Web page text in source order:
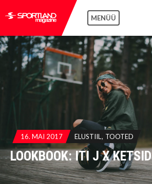
MENÜÜ
16. MAI 2017 ELUSTIIL TOOTED
LOOKBOOK: ITI J X KETSID